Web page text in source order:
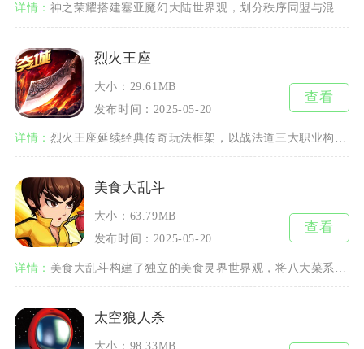
详情： 神之荣耀搭建塞亚魔幻大陆世界观，划分秩序同盟与混乱联合两大对立阵营，融合副本闯关、角色养成
烈火王座
大小：29.61MB
发布时间：2025-05-20
查看
详情： 烈火王座延续经典传奇玩法框架，以战法道三大职业构筑核心战斗体系，主打多人同屏团战与装备自由
美食大乱斗
大小：63.79MB
发布时间：2025-05-20
查看
详情： 美食大乱斗构建了独立的美食灵界世界观，将八大菜系、西式甜品、各地小吃拟人化为具备专属技能的
太空狼人杀
大小：98.33MB